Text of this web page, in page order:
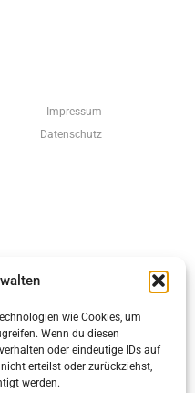
wie Cookies, um
Wenn du diesen
oder eindeutige IDs auf
erteilst oder zurückziehst,
werden.
Impressum
Datenschutz